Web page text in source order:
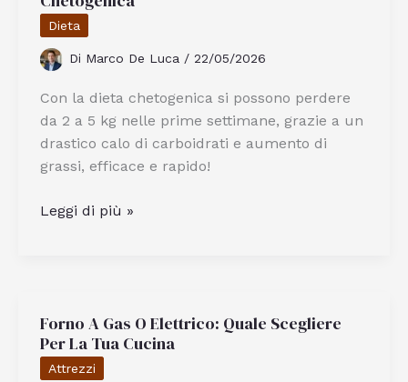
Livorno
Dieta
Di Marco De Luca / 22/05/2026
Con la dieta chetogenica si possono perdere
da 2 a 5 kg nelle prime settimane, grazie a un
drastico calo di carboidrati e aumento di
grassi, efficace e rapido!
Quanti
Con
La
Dieta
Leggi di più »
Forno A Gas O Elettrico: Quale Scegliere
Per La Tua Cucina
Attrezzi